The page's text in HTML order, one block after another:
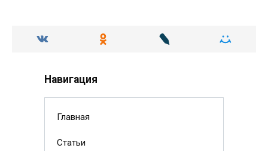
Навигация
Главная
Статьи